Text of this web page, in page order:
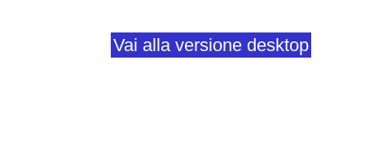
Vai alla versione desktop